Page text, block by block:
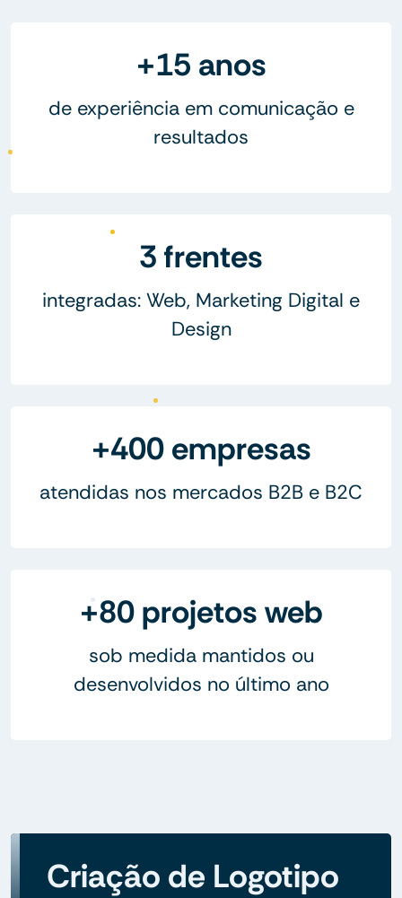
+15 anos
de experiência em comunicação e
resultados
3 frentes
integradas: Web, Marketing Digital e
Design
+400 empresas
atendidas nos mercados B2B e B2C
+80 projetos web
sob medida mantidos ou
desenvolvidos no último ano
Criação de Logotipo